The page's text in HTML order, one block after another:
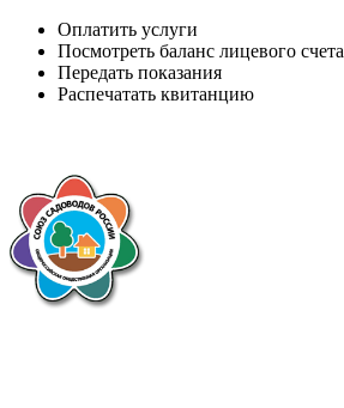
Оплатить услуги
Посмотреть баланс лицевого счета
Передать показания
Распечатать квитанцию